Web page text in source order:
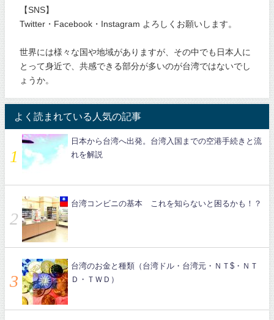
【SNS】
Twitter・Facebook・Instagram よろしくお願いします。
世界には様々な国や地域がありますが、その中でも日本人に
とって身近で、共感できる部分が多いのが台湾ではないでし
ょうか。
よく読まれている人気の記事
日本から台湾へ出発。台湾入国までの空港手続きと流
れを解説
台湾コンビニの基本 これを知らないと困るかも！？
台湾のお金と種類（台湾ドル・台湾元・ＮＴ$・ＮＴ
Ｄ・ＴＷＤ）